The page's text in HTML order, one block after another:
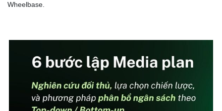
Wheelbase.